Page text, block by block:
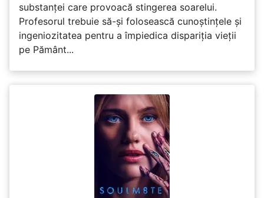
substanței care provoacă stingerea soarelui.
Profesorul trebuie să-și folosească cunoștințele și
ingeniozitatea pentru a împiedica dispariția vieții
pe Pământ...